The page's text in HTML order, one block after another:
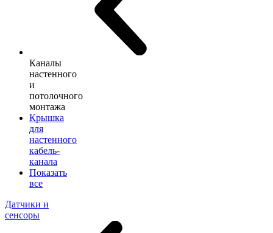
Каналы
настенного
и
потолочного
монтажа
Крышка
для
настенного
кабель-
канала
Показать
все
Датчики и
сенсоры